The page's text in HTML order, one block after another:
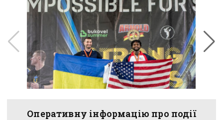
Оперативну інформацію про події